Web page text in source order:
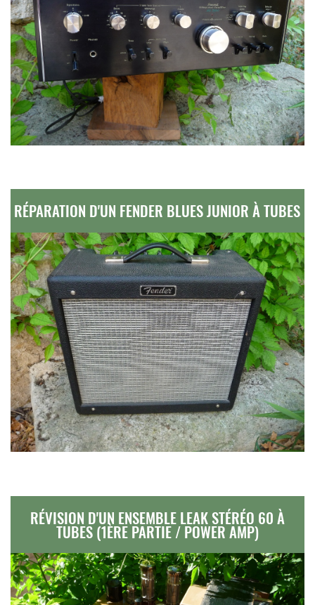
RÉPARATION D'UN FENDER BLUES JUNIOR À TUBES
RÉVISION D'UN ENSEMBLE LEAK STÉRÉO 60 À
TUBES (1ÈRE PARTIE / POWER AMP)